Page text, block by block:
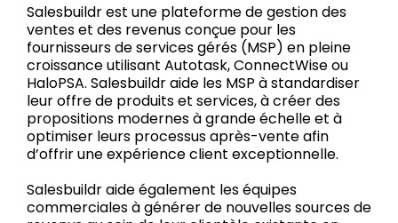
Salesbuildr est une plateforme de gestion des
ventes et des revenus conçue pour les
fournisseurs de services gérés (MSP) en pleine
croissance utilisant Autotask, ConnectWise ou
HaloPSA. Salesbuildr aide les MSP à standardiser
leur offre de produits et services, à créer des
propositions modernes à grande échelle et à
optimiser leurs processus après-vente afin
d’offrir une expérience client exceptionnelle.
Salesbuildr aide également les équipes
commerciales à générer de nouvelles sources de